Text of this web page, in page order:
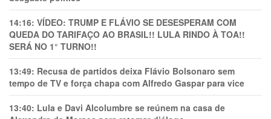
14:16: VÍDEO: TRUMP E FLÁVIO SE DESESPERAM COM
QUEDA DO TARIFAÇO AO BRASIL!! LULA RINDO À TOA!!
SERÁ NO 1° TURNO!!
13:49: Recusa de partidos deixa Flávio Bolsonaro sem
tempo de TV e força chapa com Alfredo Gaspar para vice
13:40: Lula e Davi Alcolumbre se reúnem na casa de